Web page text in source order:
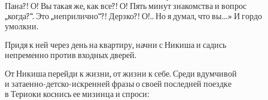
Пана?! О! Вы такая же, как все?! О! Пять минут знакомства и вопрос
„когда?“. Это „неприлично“?! Дерзко?! О!.. Но я думал, что вы…» И гордо
умолкни.
Придя к ней через день на квартиру, начни с Никиша и садись
непременно против входных дверей.
От Никиша перейди к жизни, от жизни к себе. Среди вдумчивой
и затаенно-детско-искренней фразы о своей последней поездке
в Териоки коснись ее мизинца и спроси: